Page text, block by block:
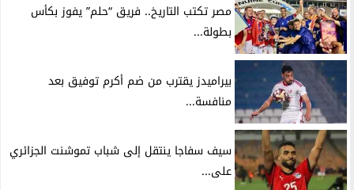
مصر تكتب التاريخ.. فريق “حلم” يفوز بكأس
بطولة...
بيراميدز يقترب من ضم أكرم توفيق بعد
منافسة...
سيف سفاجا ينتقل إلى شباب تموشنت الجزائري
على...